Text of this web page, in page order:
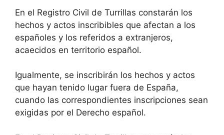
En el Registro Civil de Turrillas constarán los
hechos y actos inscribibles que afectan a los
españoles y los referidos a extranjeros,
acaecidos en territorio español.
Igualmente, se inscribirán los hechos y actos
que hayan tenido lugar fuera de España,
cuando las correspondientes inscripciones sean
exigidas por el Derecho español.